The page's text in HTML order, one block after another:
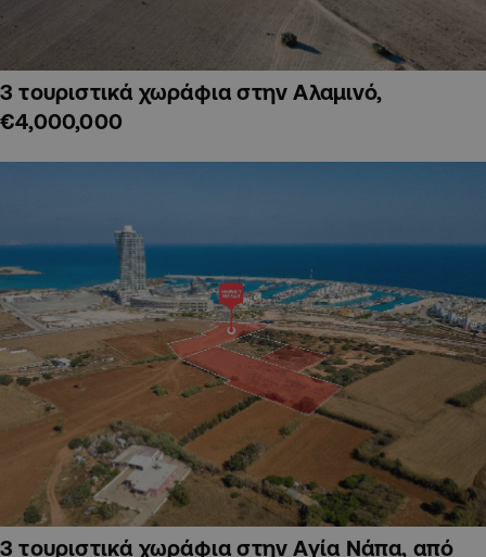
3 τουριστικά χωράφια στην Αλαμινό,
€4,000,000
3 τουριστικά χωράφια στην Αγία Νάπα, από